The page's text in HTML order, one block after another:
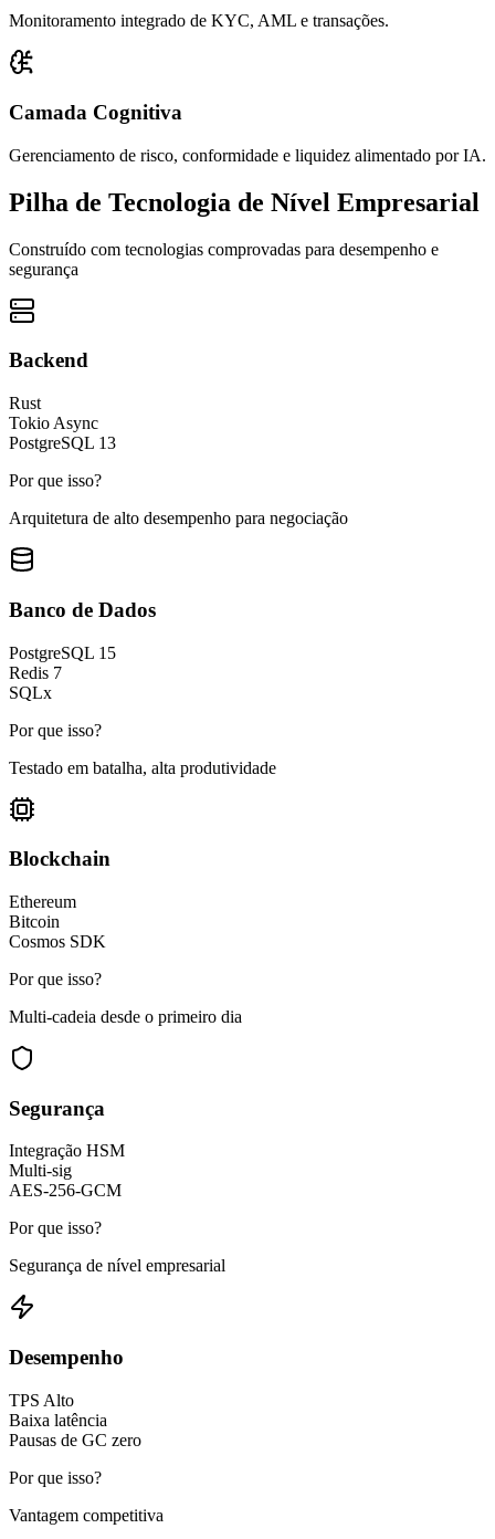
Monitoramento integrado de KYC, AML e transações.
Camada Cognitiva
Gerenciamento de risco, conformidade e liquidez alimentado por IA.
Pilha de Tecnologia de Nível Empresarial
Construído com tecnologias comprovadas para desempenho e
segurança
Backend
Rust
Tokio Async
PostgreSQL 13
Por que isso?
Arquitetura de alto desempenho para negociação
Banco de Dados
PostgreSQL 15
Redis 7
SQLx
Por que isso?
Testado em batalha, alta produtividade
Blockchain
Ethereum
Bitcoin
Cosmos SDK
Por que isso?
Multi-cadeia desde o primeiro dia
Segurança
Integração HSM
Multi-sig
AES-256-GCM
Por que isso?
Segurança de nível empresarial
Desempenho
TPS Alto
Baixa latência
Pausas de GC zero
Por que isso?
Vantagem competitiva